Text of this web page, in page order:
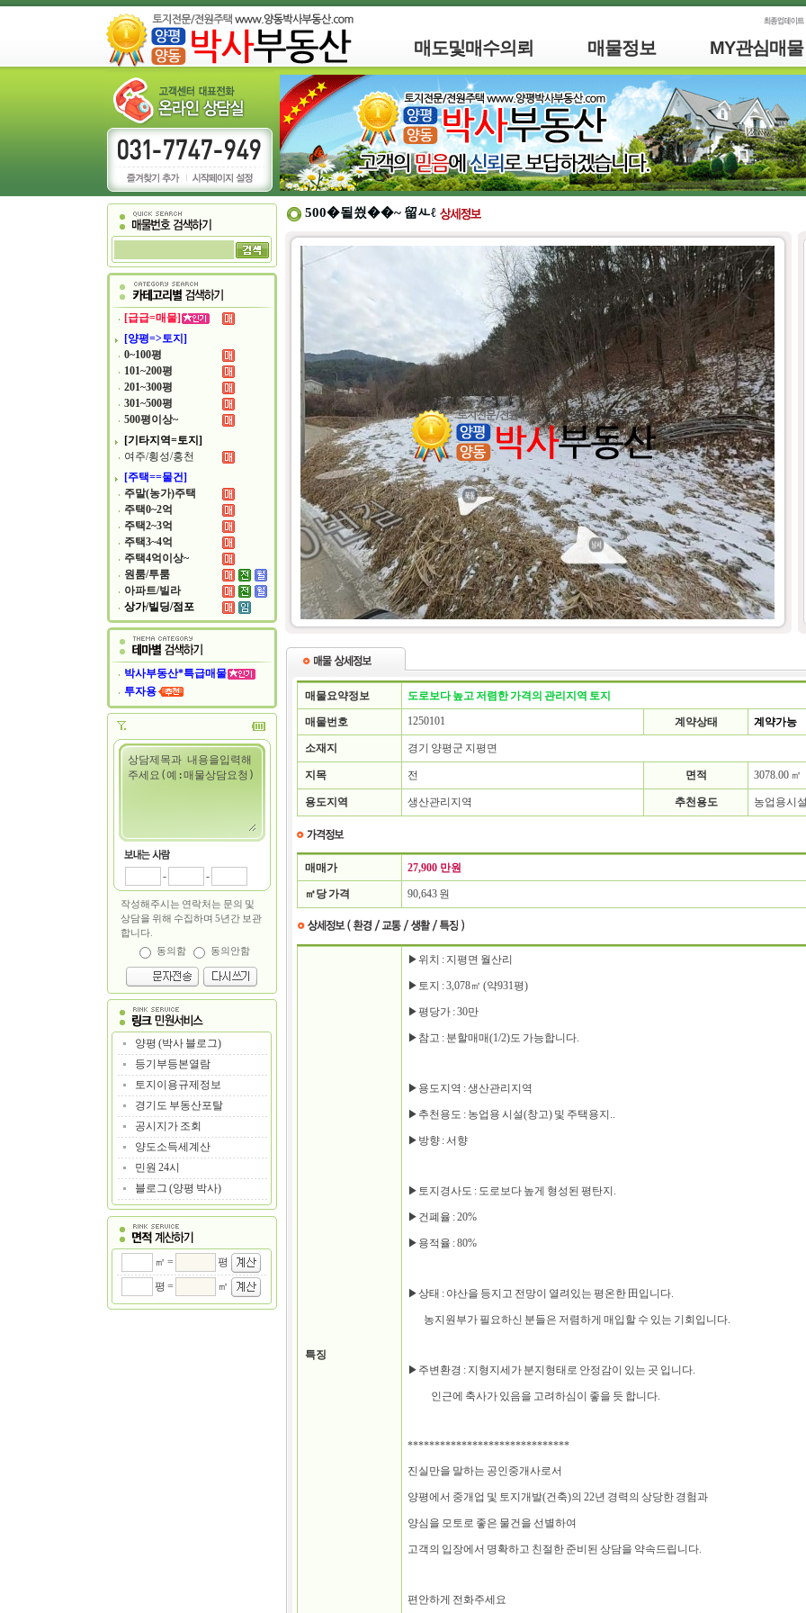
매도및매수의뢰 매물정보 MY관심매물
[급급=매물]
[양평=>토지]
0~100평
101~200평
201~300평
301~500평
500평이상~
[기타지역=토지]
여주/횡성/홍천
[주택==물건]
주말(농가)주택
주택0~2억
주택2~3억
주택3~4억
주택4억이상~
원룸/투룸
아파트/빌라
상가/빌딩/점포
박사부동산*특급매물
투자용
- -
작성해주시는 연락처는 문의 및
상담을 위해 수집하며 5년간 보관
합니다.
동의함
동의안함
양평 (박사 블로그)
등기부등본열람
토지이용규제정보
경기도 부동산포탈
공시지가 조회
양도소득세계산
민원 24시
블로그 (양평 박사)
㎡ =
평
평 =
㎡
500�됱씠��~ 留ㅻℓ
매물요약정보 도로보다 높고 저렴한 가격의 관리지역 토지
매물번호 1250101 계약상태 계약가능
소재지 경기 양평군 지평면
지목 전 면적 3078.00 ㎡
용도지역 생산관리지역 추천용도 농업용시
매매가 27,900 만원
㎡당 가격 90,643 원
특징
▶위치 : 지평면 월산리
▶토지 : 3,078㎡ (약931평)
▶평당가 : 30만
▶참고 : 분할매매(1/2)도 가능합니다.
▶용도지역 : 생산관리지역
▶추천용도 : 농업용 시설(창고) 및 주택용지..
▶방향 : 서향
▶토지경사도 : 도로보다 높게 형성된 평탄지.
▶건폐율 : 20%
▶용적율 : 80%
▶상태 : 야산을 등지고 전망이 열려있는 평온한 田입니다.
농지원부가 필요하신 분들은 저렴하게 매입할 수 있는 기회입니다.
▶주변환경 : 지형지세가 분지형태로 안정감이 있는 곳 입니다.
인근에 축사가 있음을 고려하심이 좋을 듯 합니다.
******************************
진실만을 말하는 공인중개사로서
양평에서 중개업 및 토지개발(건축)의 22년 경력의 상당한 경험과
양심을 모토로 좋은 물건을 선별하여
고객의 입장에서 명확하고 친절한 준비된 상담을 약속드립니다.
편안하게 전화주세요